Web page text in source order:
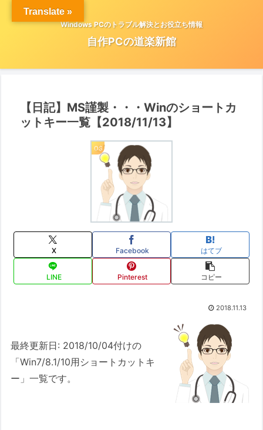
Windows PCのトラブル解決とお役立ち情報
自作PCの道楽新館
【日記】MS謹製・・・Winのショートカ
ットキー一覧【2018/11/13】
OS
X Facebook はてブ
LINE Pinterest コピー
2018.11.13
最終更新日: 2018/10/04付けの
「Win7/8.1/10用ショートカットキ
ー」一覧です。
Translate »